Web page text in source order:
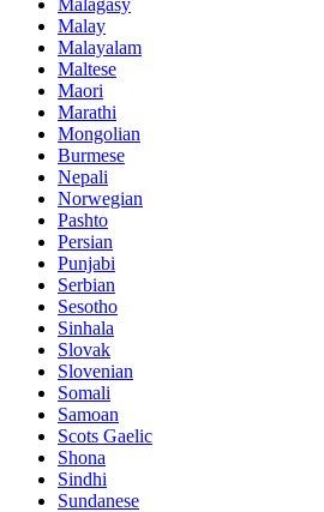
Malagasy
Malay
Malayalam
Maltese
Maori
Marathi
Mongolian
Burmese
Nepali
Norwegian
Pashto
Persian
Punjabi
Serbian
Sesotho
Sinhala
Slovak
Slovenian
Somali
Samoan
Scots Gaelic
Shona
Sindhi
Sundanese